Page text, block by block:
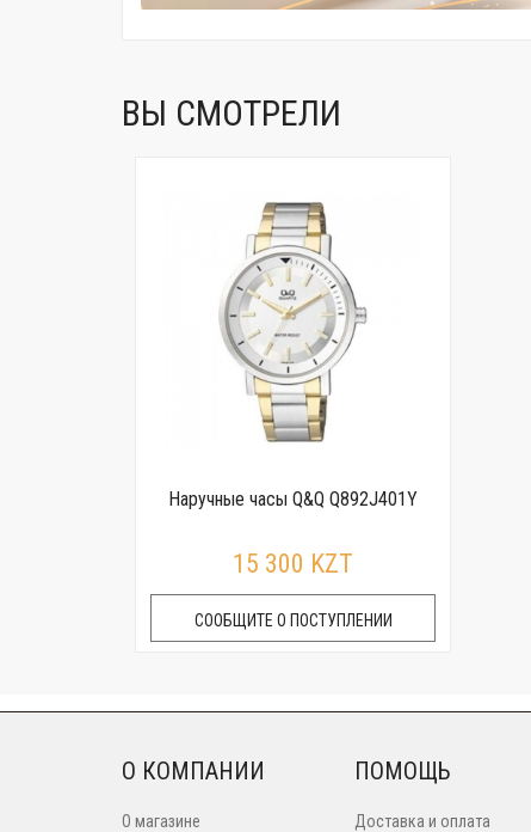
ВЫ СМОТРЕЛИ
Наручные часы Q&Q Q892J401Y
15 300 KZT
СООБЩИТЕ О ПОСТУПЛЕНИИ
О КОМПАНИИ
О магазине
ПОМОЩЬ
Доставка и оплата